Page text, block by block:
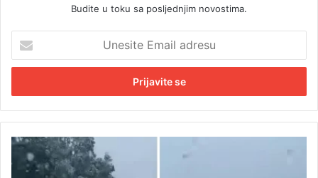
Budite u toku sa posljednjim novostima.
e
i
t
E
J